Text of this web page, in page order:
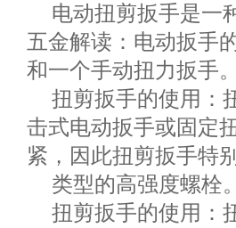
电动扭剪扳手是一
五金解读：电动扳手
和一个手动扭力扳手
扭剪扳手的使用：
击式电动扳手或固定
紧，因此扭剪扳手特
类型的高强度螺栓。
扭剪扳手的使用：